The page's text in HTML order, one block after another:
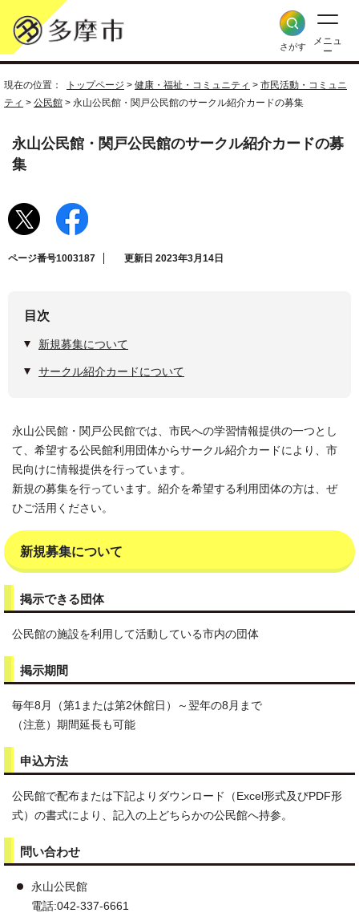
さがす
メニュ
ー
現在の位置： トップページ > 健康・福祉・コミュニティ > 市民活動・コミュニ
ティ > 公民館 > 永山公民館・関戸公民館のサークル紹介カードの募集
永山公民館・関戸公民館のサークル紹介カードの募
集
ページ番号1003187 更新日 2023年3月14日
目次
新規募集について
サークル紹介カードについて
永山公民館・関戸公民館では、市民への学習情報提供の一つとし
て、希望する公民館利用団体からサークル紹介カードにより、市
民向けに情報提供を行っています。
新規の募集を行っています。紹介を希望する利用団体の方は、ぜ
ひご活用ください。
新規募集について
掲示できる団体
公民館の施設を利用して活動している市内の団体
掲示期間
毎年8月（第1または第2休館日）～翌年の8月まで
（注意）期間延長も可能
申込方法
公民館で配布または下記よりダウンロード（Excel形式及びPDF形
式）の書式により、記入の上どちらかの公民館へ持参。
問い合わせ
永山公民館
電話:042-337-6661